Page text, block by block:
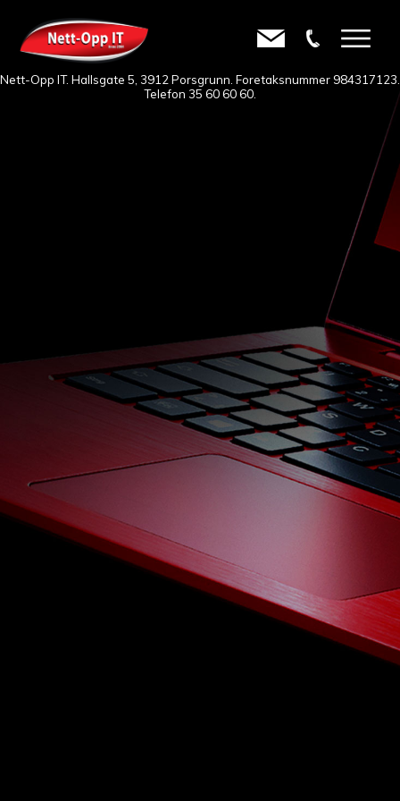
Nett-Opp IT. Hallsgate 5, 3912 Porsgrunn. Foretaksnummer 984317123.
Telefon 35 60 60 60